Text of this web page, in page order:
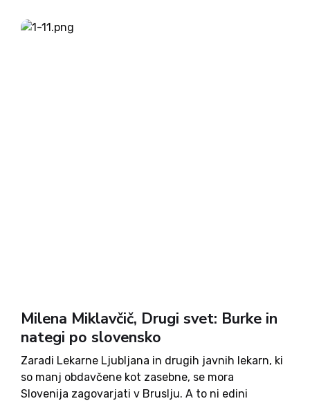
pravno čisti, kot na primer ljubljanski župan Zoran
Janković, z nekaterimi pa pravosodni aparat brez
Milena Miklavčič, Drugi svet: Burke in
nategi po slovensko
Zaradi Lekarne Ljubljana in drugih javnih lekarn, ki
so manj obdavčene kot zasebne, se mora
Slovenija zagovarjati v Bruslju. A to ni edini